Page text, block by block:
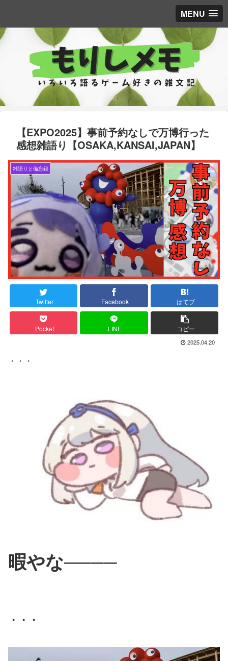
MENU
【EXPO2025】事前予約なしで万博行った
感想雑語り【OSAKA,KANSAI,JAPAN】
雑語りと備忘録
Twitter Facebook はてブ
Pocket LINE コピー
2025.04.20
・・・
暇やな────
・・・